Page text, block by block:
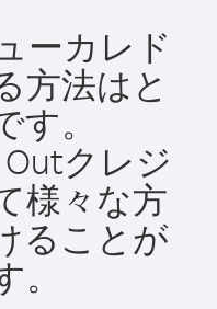
ーカレド
方法はと
。
クレジ
様々な方
ることが